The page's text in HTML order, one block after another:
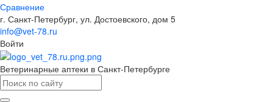
Сравнение
г. Санкт-Петербург, ул. Достоевского, дом 5
info@vet-78.ru
Войти
Ветеринарные аптеки в Санкт-Петербурге